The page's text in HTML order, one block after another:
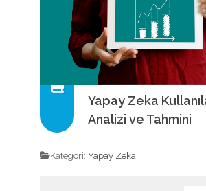
Yapay Zeka
Analizi ve Tahmini
Kategori: Yapay Zeka